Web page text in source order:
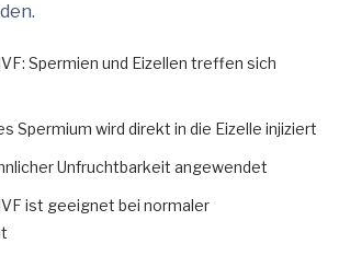
Spermien und Eizellen treffen sich
Spermium wird direkt in die Eizelle injiziert
Unfruchtbarkeit angewendet
ist geeignet bei normaler